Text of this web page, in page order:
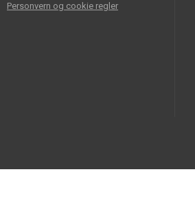
Personvern og cookie regler